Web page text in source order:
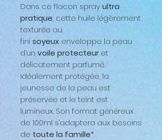
Dans ce flacon sprayultra
pratique, cette huile légèrement
texturée au
fini soyeux enveloppe la peau
d’un voile protecteuret
délicatement parfumé.
Idéalement protégée, la
jeunesse de la peau est
préservée et le teint est
lumineux. Son format généreux
de 100ml s’adaptera aux besoins
de toute la famille*.